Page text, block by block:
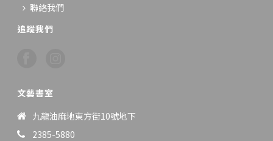
聯絡我們
追蹤我們
文藝書室
九龍油麻地東方街10號地下
2385-5880